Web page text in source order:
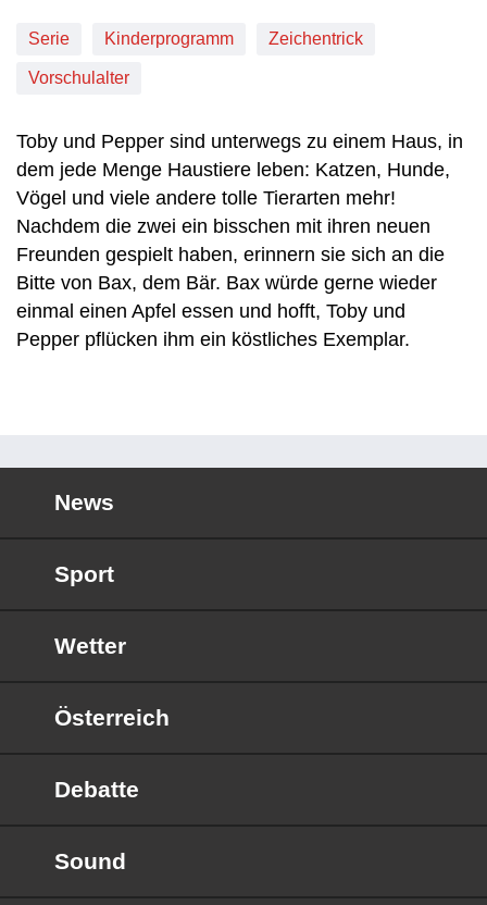
Serie Kinderprogramm Zeichentrick
Vorschulalter
Toby und Pepper sind unterwegs zu einem Haus, in
dem jede Menge Haustiere leben: Katzen, Hunde,
Vögel und viele andere tolle Tierarten mehr!
Nachdem die zwei ein bisschen mit ihren neuen
Freunden gespielt haben, erinnern sie sich an die
Bitte von Bax, dem Bär. Bax würde gerne wieder
einmal einen Apfel essen und hofft, Toby und
Pepper pflücken ihm ein köstliches Exemplar.
News
Sport
Wetter
Österreich
Debatte
Sound